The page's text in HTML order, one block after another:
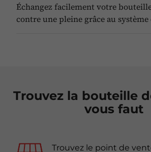
Échangez facilement votre
contre une pleine grâce au système
Trouvez la bouteille
vous faut
Trouvez le point de